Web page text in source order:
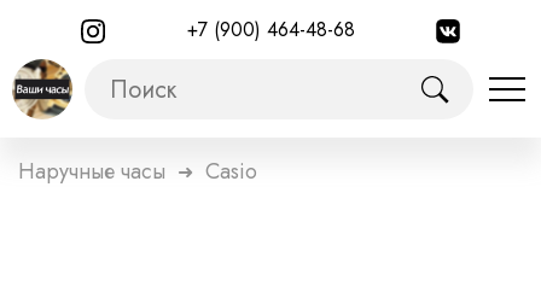
+7 (900) 464-48-68
Наручные часы ➜ Casio